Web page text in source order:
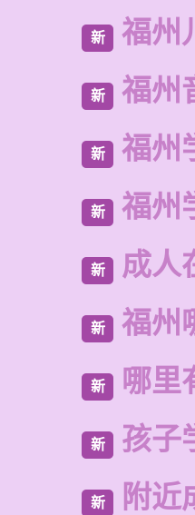
新 福州
新 福州
新 福州
新 福州
新 成人
新 福州
新 哪里
新 孩子
新 附近